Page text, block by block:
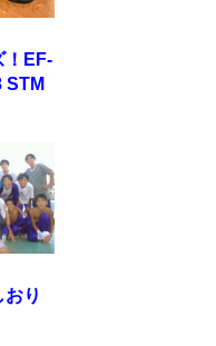
！EF-
STM
り